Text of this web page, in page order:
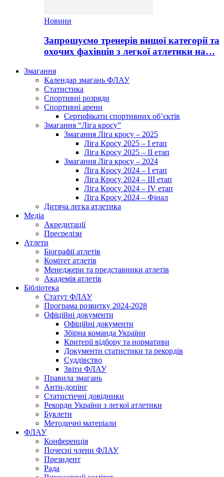
Новини
Запрошуємо тренерів вищої категорії та
охочих фахівців з легкої атлетики на…
Змагання
Календар змагань ФЛАУ
Статистика
Спортивні розряди
Спортивні арени
Сертифікати спортивних об’єктів
Змагання “Ліга кросу”
Змагання Ліга кросу – 2025
Ліга Кросу 2025 – I етап
Ліга Кросу 2025 – II етап
Змагання Ліга кросу – 2024
Ліга Кросу 2024 – I етап
Ліга Кросу 2024 – III етап
Ліга Кросу 2024 – IV етап
Ліга Кросу 2024 – Фінал
Дитяча легка атлетика
Медіа
Акредитації
Пресрелізи
Атлети
Біографії атлетів
Комітет атлетів
Менеджери та представники атлетів
Академія атлетів
Бібліотека
Статут ФЛАУ
Програма розвитку 2024-2028
Офіційні документи
Офіційні документи
Збірна команда України
Критерії відбору та нормативи
Документи статистики та рекордів
Суддівство
Звіти ФЛАУ
Правила змагань
Анти-допінг
Статистичні довідники
Рекорди України з легкої атлетики
Буклети
Методичні матеріали
ФЛАУ
Конференція
Почесні члени ФЛАУ
Президент
Рада